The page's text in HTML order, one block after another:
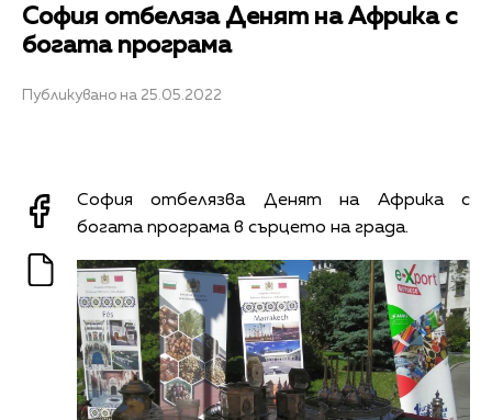
София отбеляза Денят на Африка с
богата програма
Публикувано на 25.05.2022
София отбелязва Денят на Африка с
богата програма в сърцето на града.